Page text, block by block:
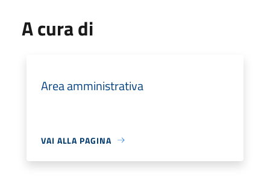
A cura di
Area amministrativa
VAI ALLA PAGINA